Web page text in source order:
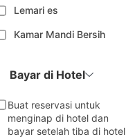
Lemari es
Kamar Mandi Bersih
Bayar di Hotel
Buat reservasi untuk
menginap di hotel dan
bayar setelah tiba di hotel